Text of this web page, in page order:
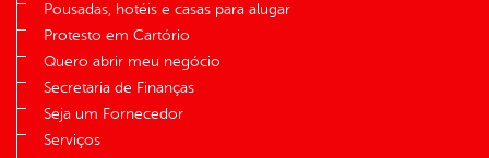
Pousadas, hotéis e casas para alugar
Protesto em Cartório
Quero abrir meu negócio
Secretaria de Finanças
Seja um Fornecedor
Serviços